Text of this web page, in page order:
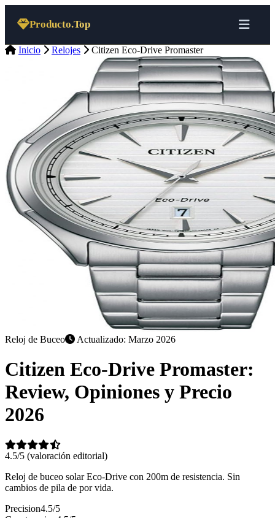
Producto.Top
Inicio Relojes Citizen Eco-Drive Promaster
Reloj de Buceo Actualizado: Marzo 2026
Citizen Eco-Drive Promaster:
Review, Opiniones y Precio
2026
4.5/5 (valoración editorial)
Reloj de buceo solar Eco-Drive con 200m de resistencia. Sin
cambios de pila de por vida.
Precision4.5/5